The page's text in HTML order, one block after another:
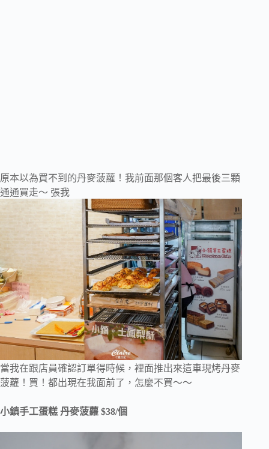
原本以為買不到的丹麥菠蘿！我前面那個客人把最後三顆
通通買走～ 張我
當我在跟店員確認訂單得時候，裡面推出來這車現烤丹麥
菠蘿！買！都出現在我面前了，怎麼不買～～
小鎮手工蛋糕 丹麥菠蘿 $38/個